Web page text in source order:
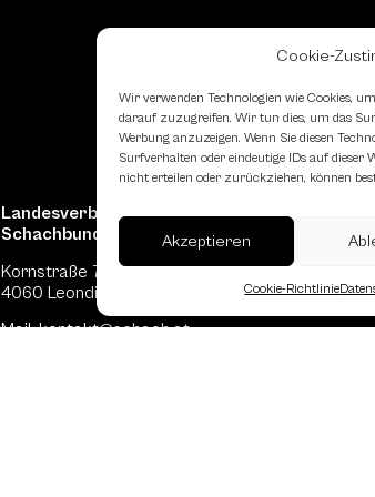
Cookie-
Wir verwenden Technologien wie Cookies,
darauf zuzugreifen. Wir tun dies, um das
Werbung anzuzeigen. Wenn Sie diesen
Surfverhalten oder eindeutige IDs auf dieser
nicht erteilen oder zurückziehen, können
Akzeptieren
Cookie-Richtlinie
Landesverband Oberösterreich des
Schachbundes
Kornstraße 7A
4060 Leonding
Mail: kontakt@schach.at